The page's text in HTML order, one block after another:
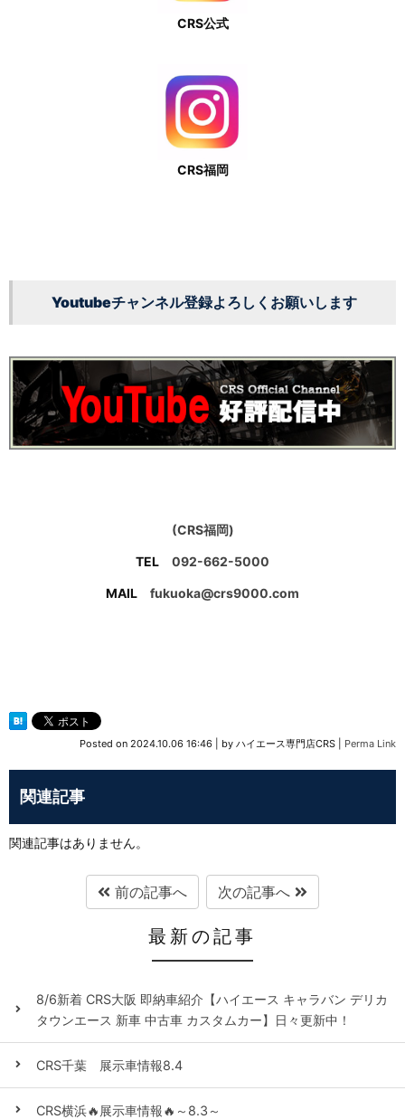
CRS公式
CRS福岡
Youtubeチャンネル登録よろしくお願いします
(CRS福岡)
TEL 092-662-5000
MAIL fukuoka@crs9000.com
Posted on 2024.10.06 16:46 by ハイエース専門店CRS Perma Link
関連記事
関連記事はありません。
前の記事へ 次の記事へ
最新の記事
8/6新着 CRS大阪 即納車紹介【ハイエース キャラバン デリカ
タウンエース 新車 中古車 カスタムカー】日々更新中！
CRS千葉 展示車情報8.4
CRS横浜🔥展示車情報🔥～8.3～